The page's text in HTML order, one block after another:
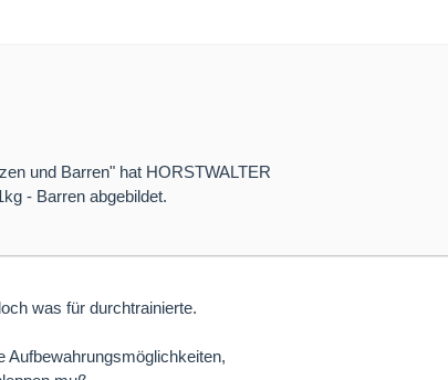
und Barren" hat HORSTWALTER
- Barren abgebildet.
was für durchtrainierte.
Aufbewahrungsmöglichkeiten,